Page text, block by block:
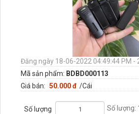
Đăng ngày 18-06-2022 04:49:44 PM -
Mã sản phẩm: BDBD000113
Giá bán: 50.000 đ /Cái
Số lượng Số lượng: